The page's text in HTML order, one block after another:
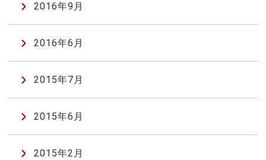
2016年9月
2016年6月
2015年7月
2015年6月
2015年2月